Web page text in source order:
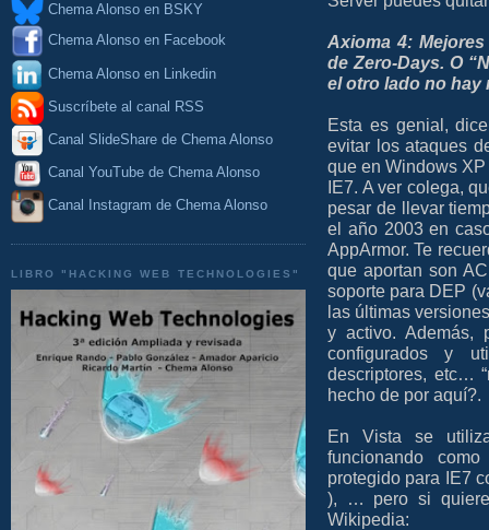
Chema Alonso en BSKY
Chema Alonso en Facebook
Chema Alonso en Linkedin
Suscríbete al canal RSS
Canal SlideShare de Chema Alonso
Canal YouTube de Chema Alonso
Canal Instagram de Chema Alonso
LIBRO "HACKING WEB TECHNOLOGIES"
Axioma 4:
de Zero-Days. O
el otro lado no hay
Esta es genial,
evitar los ataques
que en Windows
IE7. A ver colega,
pesar de llevar
el año 2003 en
AppArmor. Te
que aportan son
soporte para DEP
las últimas
y activo. Además,
configurados y
descriptores, etc…
hecho de por aquí?.
En Vista se
funcionando
protegido para IE7
), … pero si
Wikipedia: